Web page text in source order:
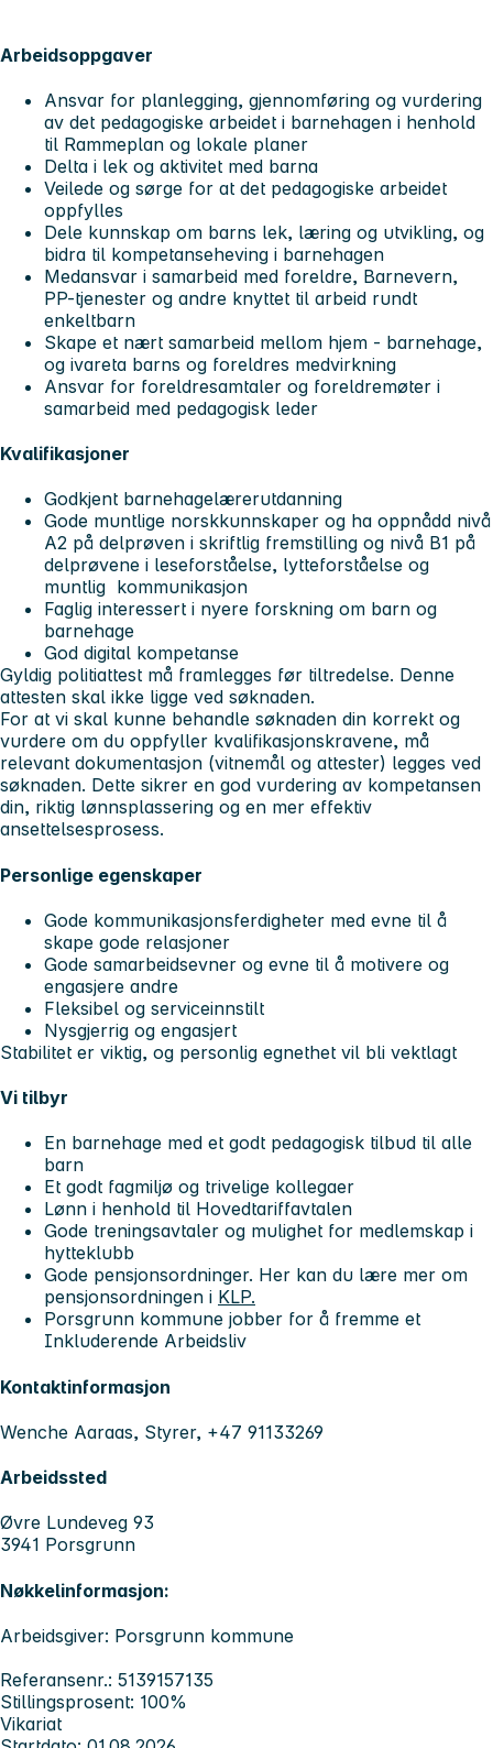
Arbeidsoppgaver
Ansvar for planlegging, gjennomføring og vurdering
av det pedagogiske arbeidet i barnehagen i henhold
til Rammeplan og lokale planer
Delta i lek og aktivitet med barna
Veilede og sørge for at det pedagogiske arbeidet
oppfylles
Dele kunnskap om barns lek, læring og utvikling, og
bidra til kompetanseheving i barnehagen
Medansvar i samarbeid med foreldre, Barnevern,
PP-tjenester og andre knyttet til arbeid rundt
enkeltbarn
Skape et nært samarbeid mellom hjem - barnehage,
og ivareta barns og foreldres medvirkning
Ansvar for foreldresamtaler og foreldremøter i
samarbeid med pedagogisk leder
Kvalifikasjoner
Godkjent barnehagelærerutdanning
Gode muntlige norskkunnskaper og ha oppnådd nivå
A2 på delprøven i skriftlig fremstilling og nivå B1 på
delprøvene i leseforståelse, lytteforståelse og
muntlig kommunikasjon
Faglig interessert i nyere forskning om barn og
barnehage
God digital kompetanse
Gyldig politiattest må framlegges før tiltredelse. Denne
attesten skal ikke ligge ved søknaden.
For at vi skal kunne behandle søknaden din korrekt og
vurdere om du oppfyller kvalifikasjonskravene, må
relevant dokumentasjon (vitnemål og attester) legges ved
søknaden. Dette sikrer en god vurdering av kompetansen
din, riktig lønnsplassering og en mer effektiv
ansettelsesprosess.
Personlige egenskaper
Gode kommunikasjonsferdigheter med evne til å
skape gode relasjoner
Gode samarbeidsevner og evne til å motivere og
engasjere andre
Fleksibel og serviceinnstilt
Nysgjerrig og engasjert
Stabilitet er viktig, og personlig egnethet vil bli vektlagt
Vi tilbyr
En barnehage med et godt pedagogisk tilbud til alle
barn
Et godt fagmiljø og trivelige kollegaer
Lønn i henhold til Hovedtariffavtalen
Gode treningsavtaler og mulighet for medlemskap i
hytteklubb
Gode pensjonsordninger. Her kan du lære mer om
pensjonsordningen i KLP.
Porsgrunn kommune jobber for å fremme et
Inkluderende Arbeidsliv
Kontaktinformasjon
Wenche Aaraas, Styrer, +47 91133269
Arbeidssted
Øvre Lundeveg 93
3941 Porsgrunn
Nøkkelinformasjon:
Arbeidsgiver: Porsgrunn kommune
Referansenr.: 5139157135
Stillingsprosent: 100%
Vikariat